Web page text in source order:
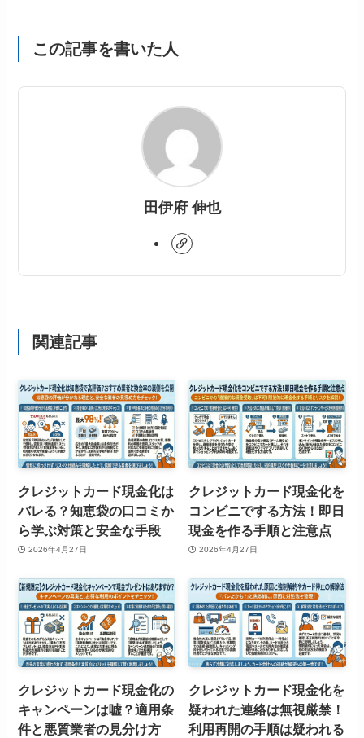
この記事を書いた人
田伊府 伸也
関連記事
クレジットカード現金化は
バレる？知恵袋の口コミか
ら学ぶ対策と安全な手段
2026年4月27日
クレジットカード現金化を
コンビニでする方法！即日
現金を作る手順と注意点
2026年4月27日
クレジットカード現金化の
キャンペーンは嘘？適用条
件と悪質業者の見分け方
クレジットカード現金化を
疑われた連絡は無視厳禁！
利用再開の手順は疑われる